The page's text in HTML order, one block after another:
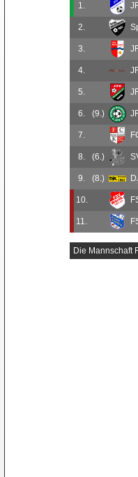
1.
2.
3.
4.
5.
6. (9.)
7.
8. (6.)
9. (8.)
10.
11.
Die Mannschaft